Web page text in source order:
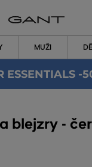
MUŽI
ESSENTIALS -
blejzry -